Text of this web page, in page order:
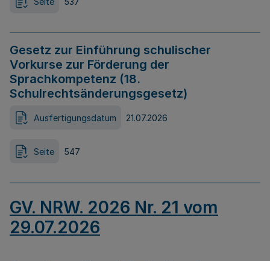
Gesetz zur Einführung schulischer
Vorkurse zur Förderung der
Sprachkompetenz (18.
Schulrechtsänderungsgesetz)
Ausfertigungsdatum 21.07.2026
Seite 547
GV. NRW. 2026 Nr. 21 vom
29.07.2026